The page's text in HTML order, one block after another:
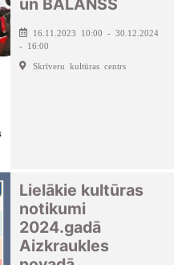
un BALANSS
16.11.2023 10:00 - 30.12.2024
- 16:00
Skrīveru kultūras centrs
Lielākie kultūras
notikumi
2024.gadā
Aizkraukles